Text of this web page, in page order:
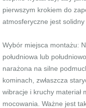
pierwszym krokiem do
atmosferyczne jest solidny
Wybór miejsca montażu:
południowa lub
narażona na silne
kominach, zwłaszcza
wibracje i kruchy materiał
mocowania. Ważne jest